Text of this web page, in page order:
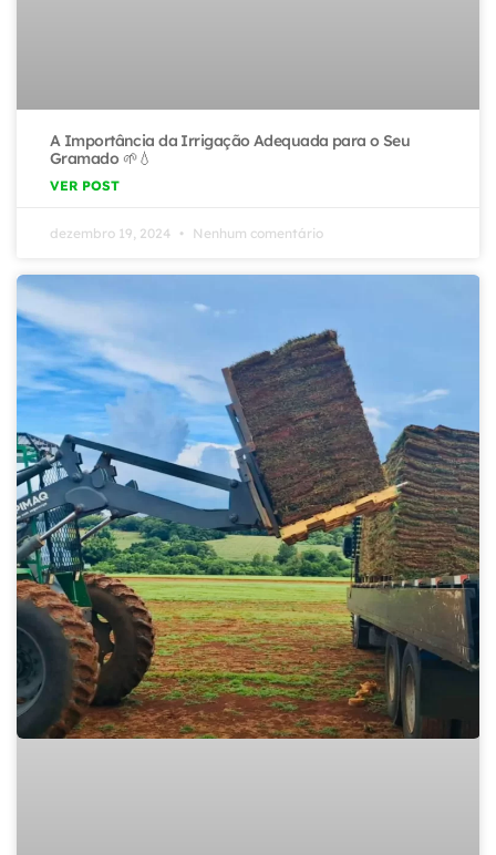
A Importância da Irrigação Adequada para o Seu
Gramado 🌱💧
VER POST
dezembro 19, 2024 Nenhum comentário